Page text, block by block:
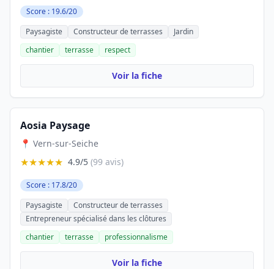
Score : 19.6/20
Paysagiste
Constructeur de terrasses
Jardin
chantier
terrasse respect
Voir la fiche
Aosia Paysage
📍 Vern-sur-Seiche
★★★★★ 4.9/5 (99 avis)
Score : 17.8/20
Paysagiste
Constructeur de terrasses
Entrepreneur spécialisé dans les clôtures
chantier
terrasse professionnalisme
Voir la fiche